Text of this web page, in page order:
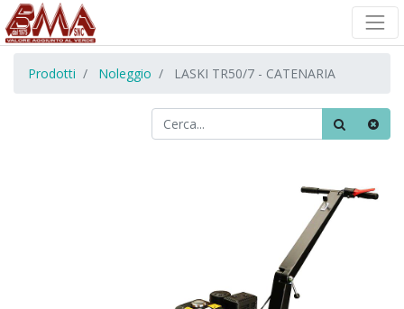
Prodotti Noleggio LASKI TR50/7 - CATENARIA